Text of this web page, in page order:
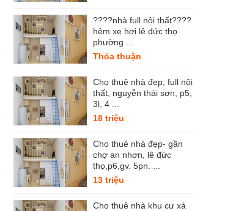
????nhà full nội thất????
hẻm xe hơi lê đức thọ
phường ...
Thỏa thuận
Cho thuê nhà đẹp, full nội
thất, nguyễn thái sơn, p5,
3l, 4 ...
18 triệu
Cho thuê nhà đẹp- gần
chợ an nhơn, lê đức
thọ,p6,gv. 5pn. ...
13 triệu
Cho thuê nhà khu cư xá